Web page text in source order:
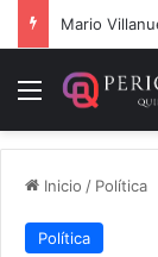
Mario
Menú
Inicio / Política
Política